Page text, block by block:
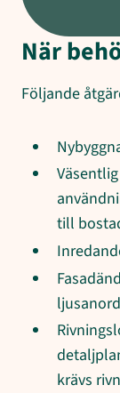
När
Följande
till
krävs